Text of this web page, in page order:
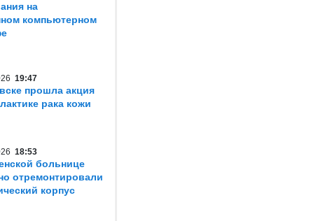
на
компьютерном
19:47
прошла акция
рака кожи
18:53
больнице
отремонтировали
корпус